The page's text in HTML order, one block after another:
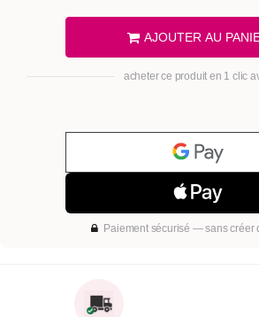
AJOUTER AU
acheter ce produit en 1 clic
Paiement sécurisé — sans créer